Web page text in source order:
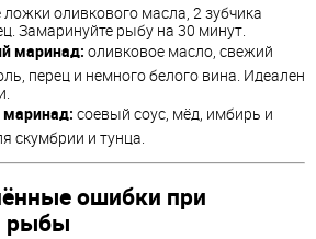
оливкового масла, 2 зубчика
Замаринуйте рыбу на 30 минут.
маринад: оливковое масло, свежий
перец и немного белого вина. Идеален
соевый соус, мёд, имбирь и
скумбрии и тунца.
ошибки при
рыбы